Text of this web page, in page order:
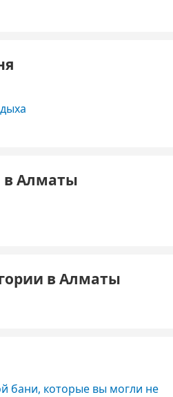
в Алматы
в Алматы
бани, которые вы могли не